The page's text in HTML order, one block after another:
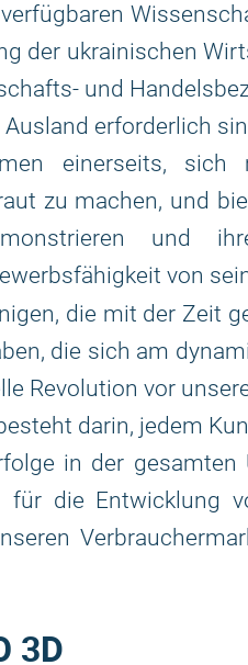
der ukrainischen
und
erforderlich
einerseits,
zu machen, und
und
von
die mit der Zeit
die sich am
Revolution vor
darin, jedem
in der gesamten
für die Entwicklung
3D